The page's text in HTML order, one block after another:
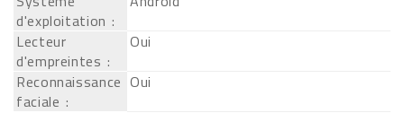
d'exploitation :
Lecteur
d'empreintes :
Oui
Reconnaissance
faciale :
Oui